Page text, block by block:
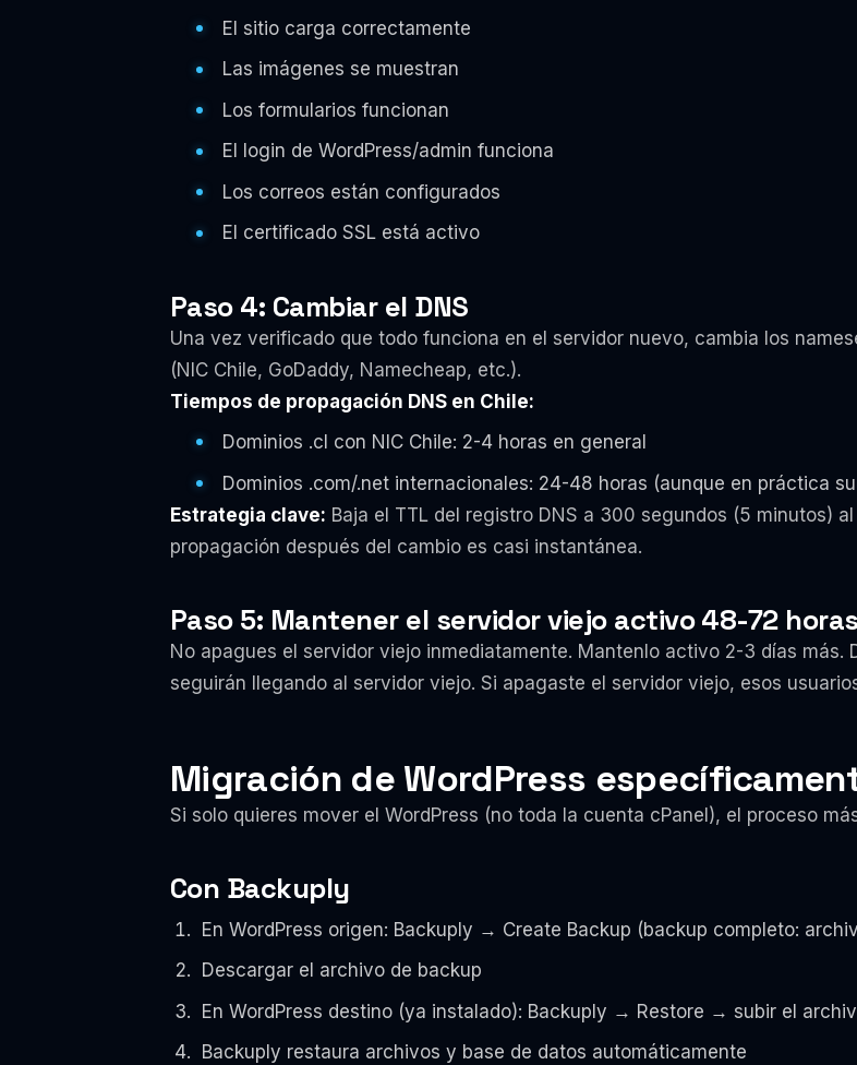
El sitio carga correctamente
Las imágenes se muestran
Los formularios funcionan
El login de WordPress/admin funciona
Los correos están configurados
El certificado SSL está activo
Paso 4: Cambiar el DNS
Una vez verificado que todo funciona en el servidor nuevo, cambia los
(NIC Chile, GoDaddy, Namecheap, etc.).
Tiempos de propagación DNS en Chile:
Dominios .cl con NIC Chile: 2-4 horas en general
Dominios .com/.net internacionales: 24-48 horas (aunque en práctica
Estrategia clave: Baja el TTL del registro DNS a 300 segundos (5 minutos)
propagación después del cambio es casi instantánea.
Paso 5: Mantener el servidor viejo activo 48-72
No apagues el servidor viejo inmediatamente. Mantenlo activo 2-3 días más.
seguirán llegando al servidor viejo. Si apagaste el servidor viejo, esos
Migración de WordPress
Si solo quieres mover el WordPress (no toda la cuenta cPanel), el proceso
Con Backuply
En WordPress origen: Backuply → Create Backup (backup completo:
Descargar el archivo de backup
En WordPress destino (ya instalado): Backuply → Restore → subir el
Backuply restaura archivos y base de datos automáticamente